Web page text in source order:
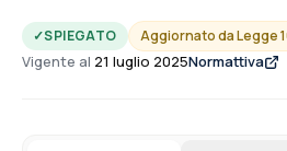
✓SPIEGATO Aggiornato daLegge
Vigente al 21 luglio 2025Normattiva